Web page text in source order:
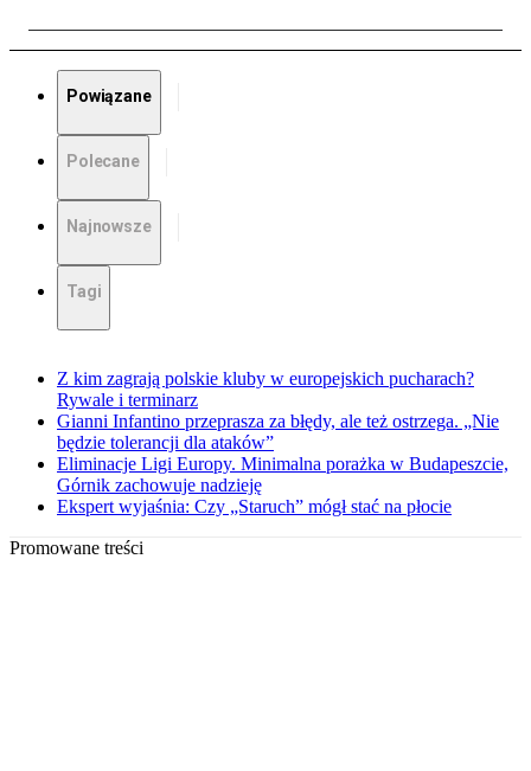
Powiązane
Polecane
Najnowsze
Tagi
Z kim zagrają polskie kluby w europejskich pucharach?
Rywale i terminarz
Gianni Infantino przeprasza za błędy, ale też ostrzega. „Nie
będzie tolerancji dla ataków”
Eliminacje Ligi Europy. Minimalna porażka w Budapeszcie,
Górnik zachowuje nadzieję
Ekspert wyjaśnia: Czy „Staruch” mógł stać na płocie
Promowane treści